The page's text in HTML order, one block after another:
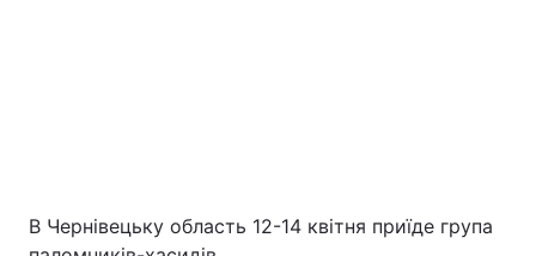
В Чернівецьку область 12-14 квітня приїде група